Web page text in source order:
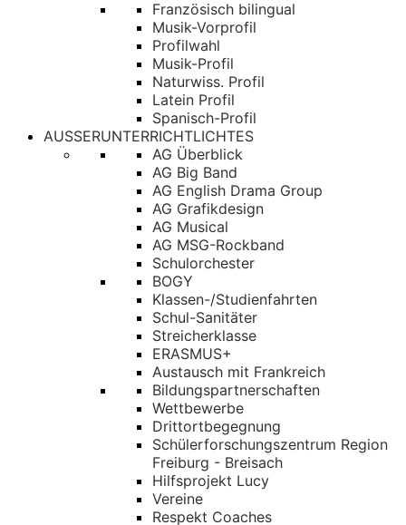
Französisch bilingual
Musik-Vorprofil
Profilwahl
Musik-Profil
Naturwiss. Profil
Latein Profil
Spanisch-Profil
AUSSERUNTERRICHTLICHTES
AG Überblick
AG Big Band
AG English Drama Group
AG Grafikdesign
AG Musical
AG MSG-Rockband
Schulorchester
BOGY
Klassen-/Studienfahrten
Schul-Sanitäter
Streicherklasse
ERASMUS+
Austausch mit Frankreich
Bildungspartnerschaften
Wettbewerbe
Drittortbegegnung
Schülerforschungszentrum Region
Freiburg - Breisach
Hilfsprojekt Lucy
Vereine
Respekt Coaches